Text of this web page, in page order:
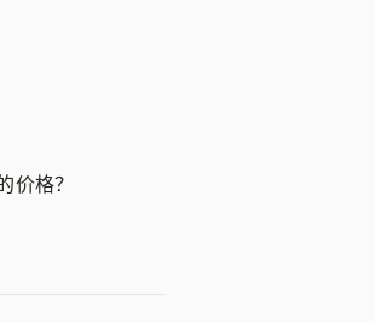
价格？